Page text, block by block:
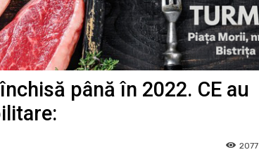
până în 2022. CE au
2077